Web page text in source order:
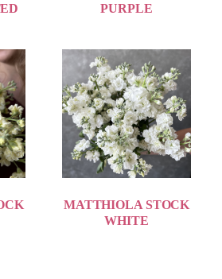
PURPLE
MATTHIOLA STOCK
WHITE